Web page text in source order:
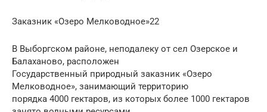
Заказник «Озеро Мелководное»22
В Выборгском районе, неподалеку от сел Озерское и
Балаханово, расположен
Государственный природный заказник «Озеро
Мелководное», занимающий территорию
порядка 4000 гектаров, из которых более 1000 гектаров